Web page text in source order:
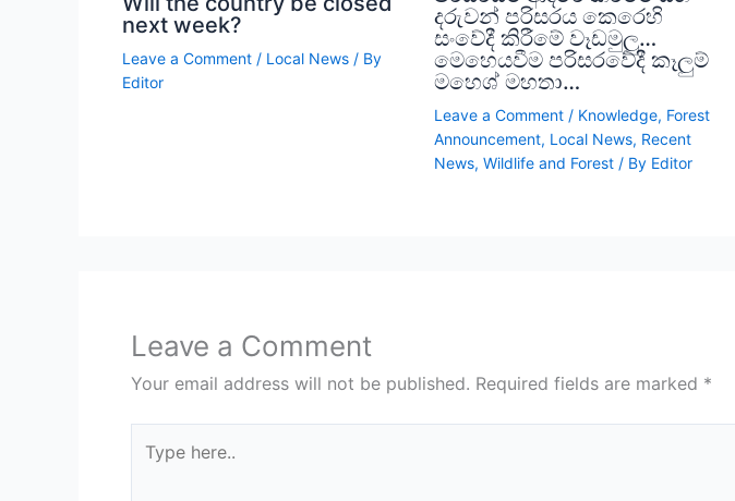
next week?
Leave a Comment / Local News / By
Editor
දරුවන් පරිසරය කෙරෙහි
සංවේදී කිරීමේ වෑඩමුලු…
මෙහෙයවීම පරිසරවේදී කෑලුම්
මහෙශ් මහතා…
Leave a Comment / Knowledge, Forest
Announcement, Local News, Recent
News,Wildlife and Forest / By Editor
Leave a Comment
Your email address will not be published. Required fields are marked *
here..